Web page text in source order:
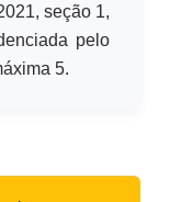
seção 1,
pelo
5.